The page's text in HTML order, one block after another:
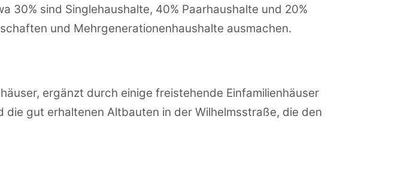
30% sind Singlehaushalte, 40% Paarhaushalte und 20%
und Mehrgenerationenhaushalte ausmachen.
ergänzt durch einige freistehende Einfamilienhäuser
gut erhaltenen Altbauten in der Wilhelmsstraße, die den